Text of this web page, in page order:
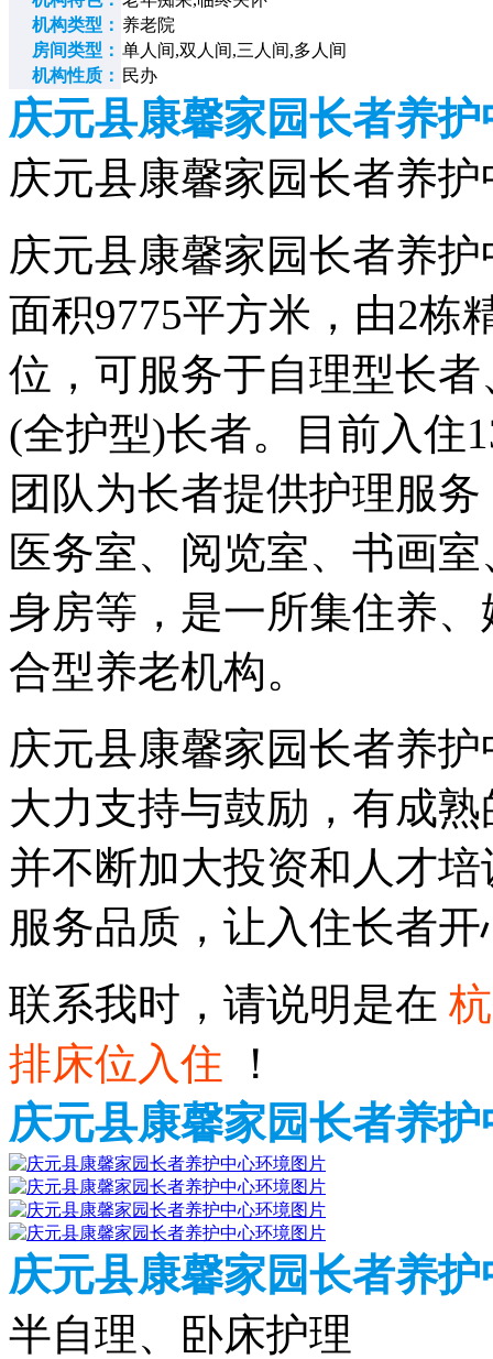
机构类型： 养老院
房间类型： 单人间,双人间,三人间,多人间
机构性质： 民办
庆元县康馨家园长者养
庆元县康馨家园长者养护
庆元县康馨家园长者养
面积9775平方米，由2栋
位，可服务于自理型长
(全护型)长者。目前入住
团队为长者提供护理服
医务室、阅览室、书画
身房等，是一所集住养
合型养老机构。
庆元县康馨家园长者养
大力支持与鼓励，有成
并不断加大投资和人才
服务品质，让入住长者
联系我时，请说明是在
排床位入住 ！
庆元县康馨家园长者养
庆元县康馨家园长者养
半自理、卧床护理